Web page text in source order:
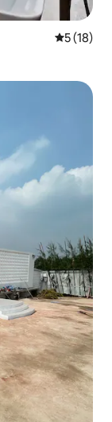
Ukadiriaji
5 (18)